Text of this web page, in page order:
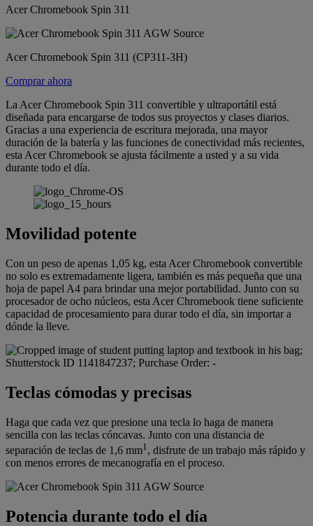
Acer Chromebook Spin 311
Acer Chromebook Spin 311 (CP311-3H)
Comprar ahora
La Acer Chromebook Spin 311 convertible y ultraportátil está
diseñada para encargarse de todos sus proyectos y clases diarios.
Gracias a una experiencia de escritura mejorada, una mayor
duración de la batería y las funciones de conectividad más recientes,
esta Acer Chromebook se ajusta fácilmente a usted y a su vida
durante todo el día.
Movilidad potente
Con un peso de apenas 1,05 kg, esta Acer Chromebook convertible
no solo es extremadamente ligera, también es más pequeña que una
hoja de papel A4 para brindar una mejor portabilidad. Junto con su
procesador de ocho núcleos, esta Acer Chromebook tiene suficiente
capacidad de procesamiento para durar todo el día, sin importar a
dónde la lleve.
Teclas cómodas y precisas
Haga que cada vez que presione una tecla lo haga de manera
sencilla con las teclas cóncavas. Junto con una distancia de
separación de teclas de 1,6 mm1 , disfrute de un trabajo más rápido y
con menos errores de mecanografía en el proceso.
Potencia durante todo el día